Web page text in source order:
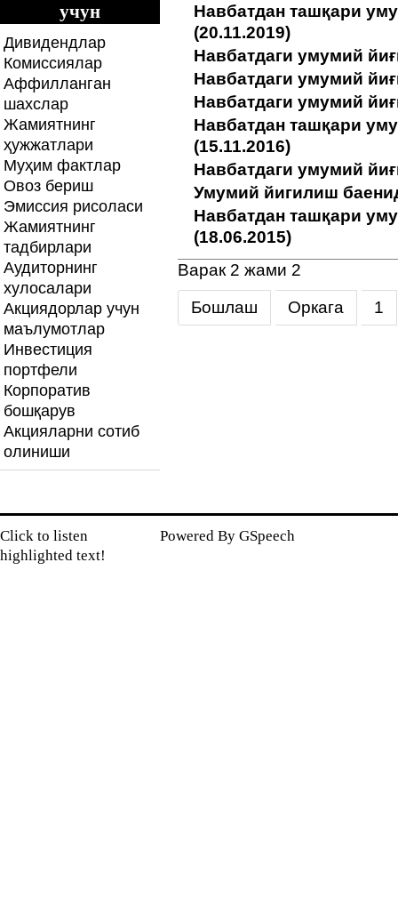
учун
Дивидендлар
Комиссиялар
Аффилланган
шахслар
Жамиятнинг
ҳужжатлари
Муҳим фактлар
Овоз бериш
Эмиссия рисоласи
Жамиятнинг
тадбирлари
Аудиторнинг
хулосалари
Акциядорлар учун
маълумотлар
Инвестиция
портфели
Корпоратив
бошқарув
Акцияларни сотиб
олиниши
Навбатдан ташқари
(20.11.2019)
Навбатдаги умумий
Навбатдаги умумий
Навбатдаги умумий
Навбатдан ташқари
(15.11.2016)
Навбатдаги умумий
Умумий йигилиш
Навбатдан ташқари
(18.06.2015)
Варак 2 жами 2
Бошлаш
Оркага 1
Click to listen
highlighted text!
Powered By GSpeech